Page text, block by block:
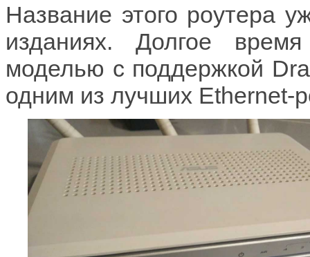
Название этого роутера
изданиях. Долгое
моделью с поддержкой
одним из лучших Ethernet-